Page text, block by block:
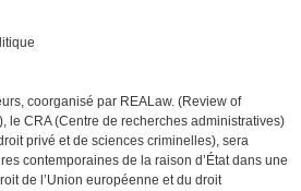
coorganisé par REALaw. (Review of
le CRA (Centre de recherches administratives)
privé et de sciences criminelles), sera
contemporaines de la raison d’État dans une
de l’Union européenne et du droit